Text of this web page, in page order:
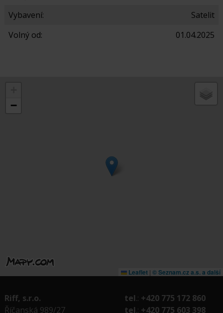
Vybavení:
Satelit
Volný od:
01.04.2025
−
Leaflet | © Seznam.cz a.s. a další
Riff, s.r.o.
Říčanská 989/27
tel.: +420 775 172 860
tel.: +420 775 603 398